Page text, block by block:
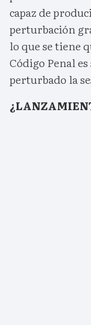
capaz de
perturbación
lo que se tiene
Código Penal
perturbado la